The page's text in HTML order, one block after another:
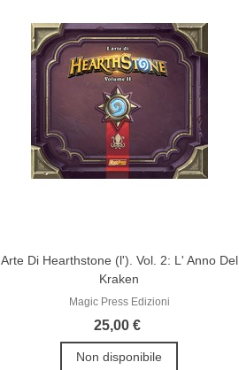
Arte Di Hearthstone (l'). Vol. 2: L' Anno Del
Kraken
Magic Press Edizioni
25,00 €
Non disponibile